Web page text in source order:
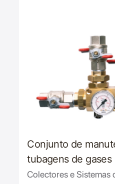
Conjunto de
tubagens de gases
Colectores e Sistemas